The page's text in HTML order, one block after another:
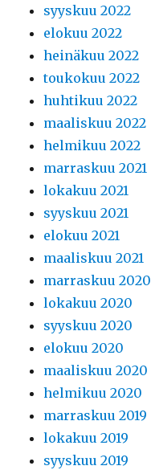
syyskuu 2022
elokuu 2022
heinäkuu 2022
toukokuu 2022
huhtikuu 2022
maaliskuu 2022
helmikuu 2022
marraskuu 2021
lokakuu 2021
syyskuu 2021
elokuu 2021
maaliskuu 2021
marraskuu 2020
lokakuu 2020
syyskuu 2020
elokuu 2020
maaliskuu 2020
helmikuu 2020
marraskuu 2019
lokakuu 2019
syyskuu 2019